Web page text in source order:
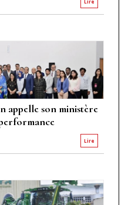
Lire
appelle son ministère
Lire